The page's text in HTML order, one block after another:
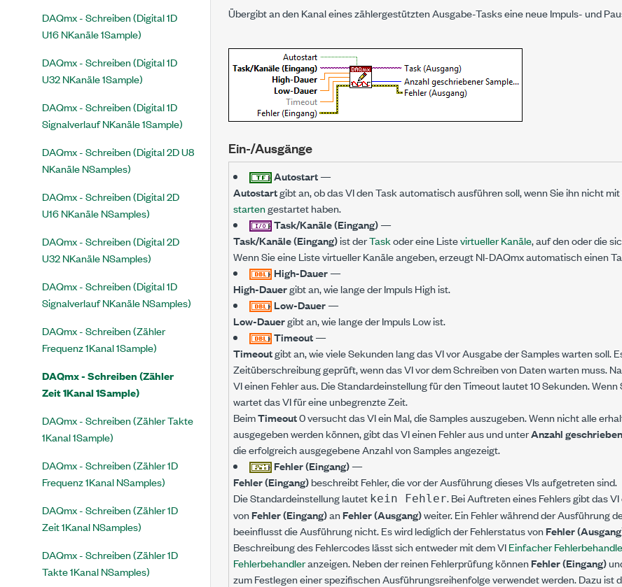
DAQmx - Schreiben (Digital 1D
U16 NKanäle 1Sample)
DAQmx - Schreiben (Digital 1D
U32 NKanäle 1Sample)
DAQmx - Schreiben (Digital 1D
Signalverlauf NKanäle 1Sample)
DAQmx - Schreiben (Digital 2D U8
NKanäle NSamples)
DAQmx - Schreiben (Digital 2D
U16 NKanäle NSamples)
DAQmx - Schreiben (Digital 2D
U32 NKanäle NSamples)
DAQmx - Schreiben (Digital 1D
Signalverlauf NKanäle NSamples)
DAQmx - Schreiben (Zähler
Frequenz 1Kanal 1Sample)
DAQmx - Schreiben (Zähler
Zeit 1Kanal 1Sample)
DAQmx - Schreiben (Zähler Takte
1Kanal 1Sample)
DAQmx - Schreiben (Zähler 1D
Frequenz 1Kanal NSamples)
DAQmx - Schreiben (Zähler 1D
Zeit 1Kanal NSamples)
DAQmx - Schreiben (Zähler 1D
Takte 1Kanal NSamples)
Übergibt an den Kanal eines zählergestützten Ausgabe-Tasks eine neue Impuls- und
Ein-/Ausgänge
Autostart—
Autostartgibt an, ob das VI den Task automatisch ausführen soll, wenn Sie ihn nicht
startengestartet haben.
Task/Kanäle (Eingang)—
Task/Kanäle (Eingang)ist derTaskoder eine Listevirtueller Kanäle, auf den oder die
Wenn Sie eine Liste virtueller Kanäle angeben, erzeugt NI-DAQmx automatisch einen
High-Dauer—
High-Dauergibt an, wie lange der Impuls High ist.
Low-Dauer—
Low-Dauergibt an, wie lange der Impuls Low ist.
Timeout—
Timeoutgibt an, wie viele Sekunden lang das VI vor Ausgabe der Samples warten soll.
Zeitüberschreibung geprüft, wenn das VI vor dem Schreiben von Daten warten muss.
VI einen Fehler aus. Die Standardeinstellung für den Timeout lautet 10 Sekunden. Wenn
wartet das VI für eine unbegrenzte Zeit.
BeimTimeout0 versucht das VI ein Mal, die Samples auszugeben. Wenn nicht alle
ausgegeben werden können, gibt das VI einen Fehler aus und unterAnzahl
die erfolgreich ausgegebene Anzahl von Samples angezeigt.
Fehler (Eingang)—
Fehler (Eingang)beschreibt Fehler, die vor der Ausführung dieses VIs aufgetreten sind.
Die Standardeinstellung lautet kein Fehler. Bei Auftreten eines Fehlers gibt das
vonFehler (Eingang)anFehler (Ausgang)weiter. Ein Fehler während der Ausführung
beeinflusst die Ausführung nicht. Es wird lediglich der Fehlerstatus vonFehler
Beschreibung des Fehlercodes lässt sich entweder mit dem VIEinfacher
Fehlerbehandleranzeigen. Neben der reinen Fehlerprüfung könnenFehler (Eingang)
zum Festlegen einer spezifischen Ausführungsreihenfolge verwendet werden. Dazu ist